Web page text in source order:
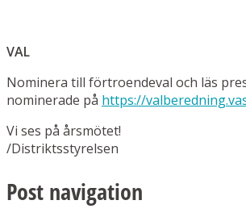
VAL
Nominera till förtroendeval och läs
nominerade på https://
Vi ses på årsmötet!
/Distriktsstyrelsen
Post navigation